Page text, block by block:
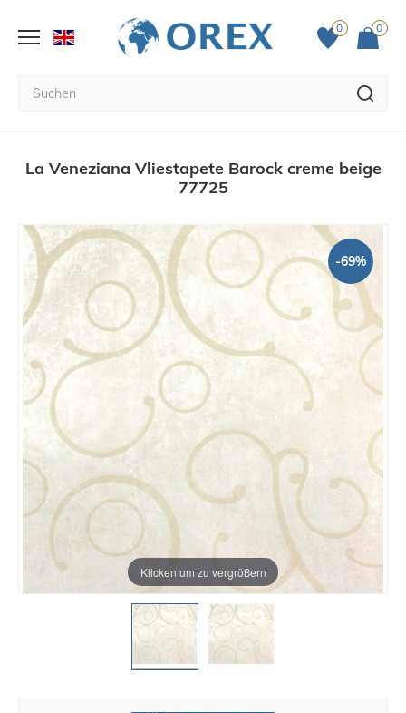
0 0
La Veneziana Vliestapete Barock creme beige
77725
Klicken um zu vergrößern
-69%